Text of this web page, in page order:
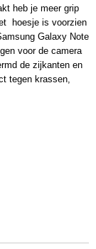
heb je meer grip
hoesje is voorzien
Galaxy Note
voor de camera
de zijkanten en
tegen krassen,